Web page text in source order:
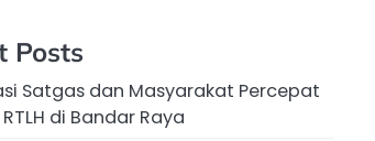
Posts
Satgas dan Masyarakat Percepat
di Bandar Raya